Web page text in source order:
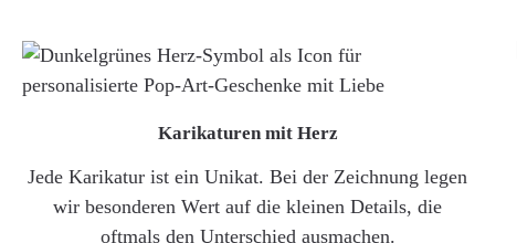
Karikaturen mit Herz
Jede Karikatur ist ein Unikat. Bei der Zeichnung legen
wir besonderen Wert auf die kleinen Details, die
oftmals den Unterschied ausmachen.